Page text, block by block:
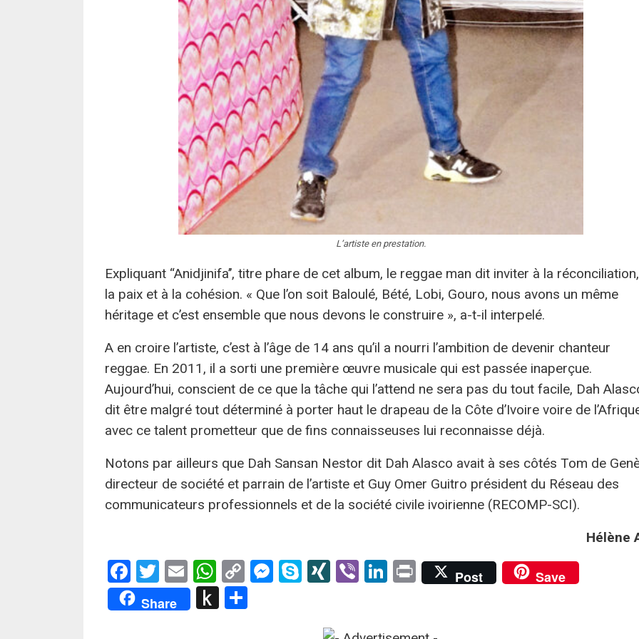
L’artiste en prestation.
Expliquant ‘‘Anidjinifa’’, titre phare de cet album, le reggae man dit inviter à la
la paix et à la cohésion. « Que l’on soit Baloulé, Bété, Lobi, Gouro, nous avons un même
héritage et c’est ensemble que nous devons le construire », a-t-il interpelé.
A en croire l’artiste, c’est à l’âge de 14 ans qu’il a nourri l’ambition de devenir chanteur
reggae. En 2011, il a sorti une première œuvre musicale qui est passée inaperçue.
Aujourd’hui, conscient de ce que la tâche qui l’attend ne sera pas du tout facile, Dah
dit être malgré tout déterminé à porter haut le drapeau de la Côte d’Ivoire voire de
avec ce talent prometteur que de fins connaisseuses lui reconnaisse déjà.
Notons par ailleurs que Dah Sansan Nestor dit Dah Alasco avait à ses côtés Tom de
directeur de société et parrain de l’artiste et Guy Omer Guitro président du Réseau des
communicateurs professionnels et de la société civile ivoirienne (RECOMP-SCI).
Hélène
Facebook
Twitter
EmailWhatsApp
Copy
Link
Messenger
SkypeXINGViberLinkedIn
PrintPost
Save
Share
Push